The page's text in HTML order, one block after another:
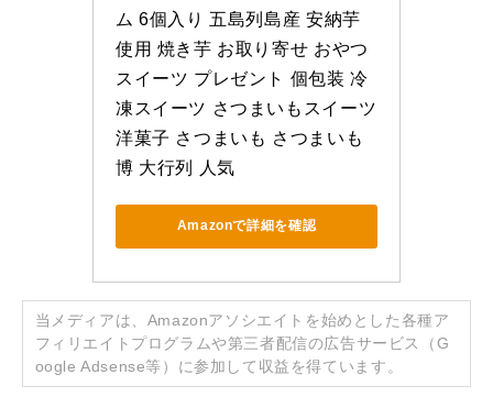
ム 6個入り 五島列島産 安納芋
使用 焼き芋 お取り寄せ おやつ
スイーツ プレゼント 個包装 冷
凍スイーツ さつまいもスイーツ
洋菓子 さつまいも さつまいも
博 大行列 人気
Amazonで詳細を確認
当メディアは、Amazonアソシエイトを始めとした各種ア
フィリエイトプログラムや第三者配信の広告サービス（G
oogle Adsense等）に参加して収益を得ています。